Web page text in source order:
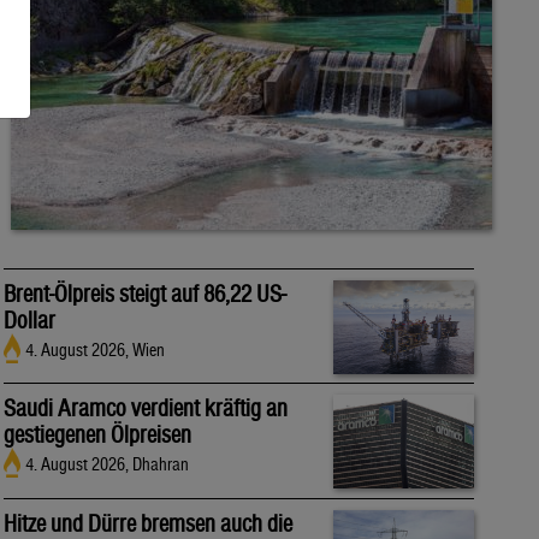
Brent-Ölpreis steigt auf 86,22 US-
Dollar
4. August 2026, Wien
Saudi Aramco verdient kräftig an
gestiegenen Ölpreisen
4. August 2026, Dhahran
Hitze und Dürre bremsen auch die